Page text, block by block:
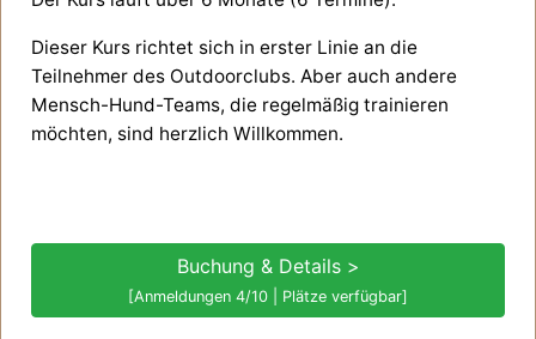
Dieser Kurs richtet sich in erster Linie an die
Teilnehmer des Outdoorclubs. Aber auch andere
Mensch-Hund-Teams, die regelmäßig trainieren
möchten, sind herzlich Willkommen.
Buchung & Details >
[Anmeldungen 4/10 | Plätze verfügbar]